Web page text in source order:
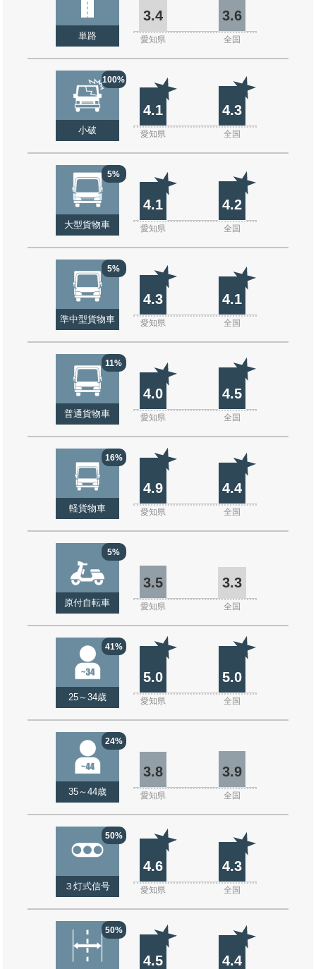
単路
3.4 3.6
愛知県 全国
100%
小破
4.1 4.3
愛知県 全国
5%
大型貨物車
4.1 4.2
愛知県 全国
5%
準中型貨物車
4.3 4.1
愛知県 全国
11%
普通貨物車
4.0 4.5
愛知県 全国
16%
軽貨物車
4.9 4.4
愛知県 全国
5%
原付自転車
3.5 3.3
愛知県 全国
41%
25～34歳
5.0 5.0
愛知県 全国
24%
35～44歳
3.8 3.9
愛知県 全国
50%
３灯式信号
4.6 4.3
愛知県 全国
50%
4.5 4.4